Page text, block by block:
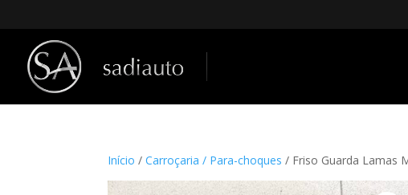
Início /Carroçaria / Para-choques / Friso Guarda Lamas